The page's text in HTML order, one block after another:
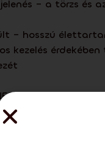
– a törzs és
– hosszú
kezelés